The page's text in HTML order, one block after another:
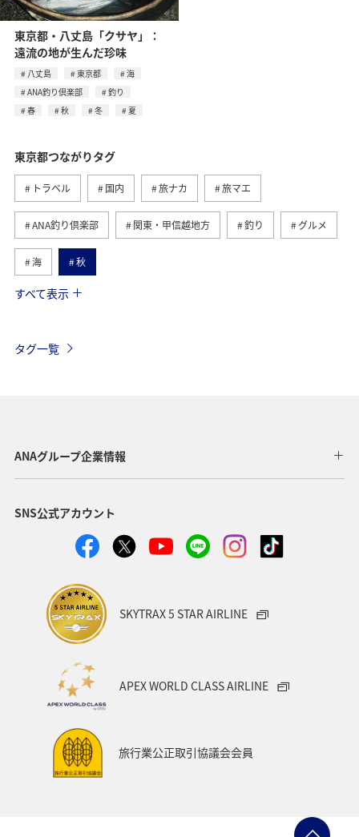
東京都・八丈島「クサヤ」：
遠流の地が生んだ珍味
八丈島 東京都
海
ANA釣り倶楽部
釣り
春
秋 冬 夏
東京都つながりタグ
トラベル 国内 旅ナカ 旅マエ
ANA釣り倶楽部 関東・甲信越地方 釣り グルメ
海 秋
春 八丈島
ショッピング＆ライフ 秋田県 家族旅行 飛行機
趣味 ANA Pocket
ANAショッピング A-style 熊本県 川 和歌山県
香川県 沖縄県
兵庫県 京都府
旅アト
日常生活でマイルを貯める（外出先でためる）
日本の歴史・文化・芸術
ANAグルメマイル
すべて表示
タグ一覧
ANAグループ企業情報
SNS公式アカウント
SKYTRAX 5 STAR AIRLINE
APEX WORLD CLASS AIRLINE
旅行業公正取引協議会会員